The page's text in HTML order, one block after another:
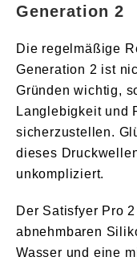
Generation 2
Die regelmäßige
Generation 2 ist
Gründen wichtig,
Langlebigkeit und
sicherzustellen.
dieses
unkompliziert.
Der Satisfyer Pro
abnehmbaren
Wasser und eine